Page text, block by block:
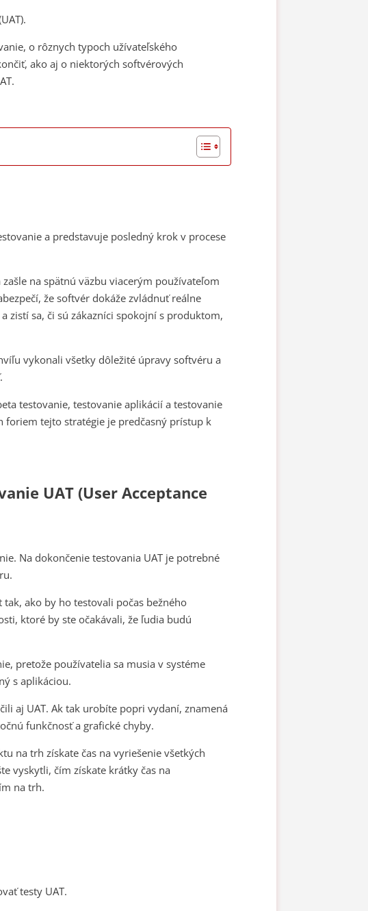
o rôznych typoch užívateľského
ako aj o niektorých softvérových
a predstavuje posledný krok v procese
na spätnú väzbu viacerým používateľom
že softvér dokáže zvládnuť reálne
zistí sa, či sú zákazníci spokojní s produktom,
vykonali všetky dôležité úpravy softvéru a
testovanie, testovanie aplikácií a testovanie
foriem tejto stratégie je predčasný prístup k
UAT (User Acceptance
Na dokončenie testovania UAT je potrebné
ako by ho testovali počas bežného
ktoré by ste očakávali, že ľudia budú
pretože používatelia sa musia v systéme
s aplikáciou.
aj UAT. Ak tak urobíte popri vydaní, znamená
funkčnosť a grafické chyby.
na trh získate čas na vyriešenie všetkých
vyskytli, čím získate krátky čas na
na trh.
testy UAT.